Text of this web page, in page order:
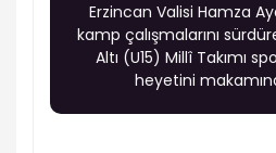
Erzincan Valisi Hamza
kamp çalışmalarını
Altı (U15) Millî Takımı
heyetini